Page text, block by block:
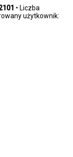
• Liczba
użytkownik: